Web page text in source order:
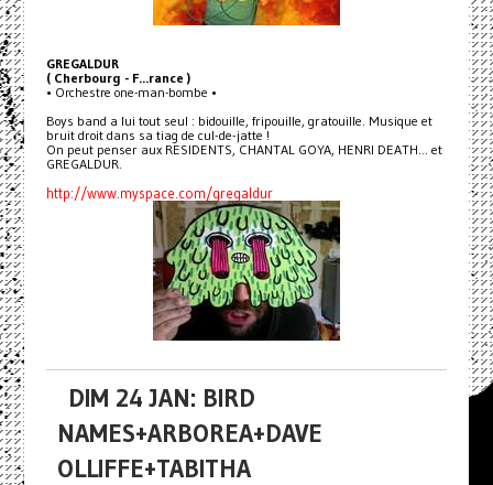
GREGALDUR
( Cherbourg - F...rance )
• Orchestre one-man-bombe •
Boys band a lui tout seul : bidouille, fripouille, gratouille. Musique et
bruit droit dans sa tiag de cul-de-jatte !
On peut penser aux RESIDENTS, CHANTAL GOYA, HENRI DEATH... et
GREGALDUR.
http://www.myspace.com/gregaldur
DIM 24 JAN: BIRD
NAMES+ARBOREA+DAVE
OLLIFFE+TABITHA